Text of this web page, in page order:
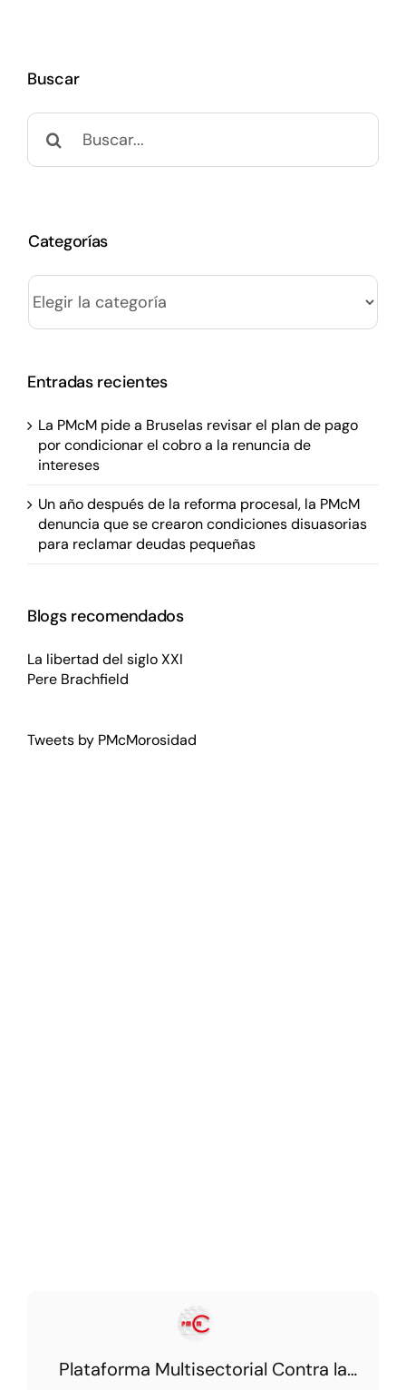
Buscar
Buscar:
Categorías
Categorías
Entradas recientes
La PMcM pide a Bruselas revisar el plan de pago
por condicionar el cobro a la renuncia de
intereses
Un año después de la reforma procesal, la PMcM
denuncia que se crearon condiciones disuasorias
para reclamar deudas pequeñas
Blogs recomendados
La libertad del siglo XXI
Pere Brachfield
Tweets by PMcMorosidad
Plataforma Multisectorial Contra la